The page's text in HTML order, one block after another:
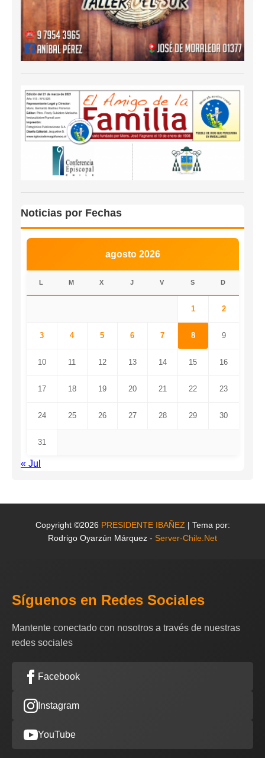
Noticias por Fechas
agosto 2026
L M X J V S D
1 2
3 4 5 6 7 8 9
10 11 12 13 14 15 16
17 18 19 20 21 22 23
24 25 26 27 28 29 30
31
« Jul
Copyright ©2026 PRESIDENTE IBAÑEZ | Tema por:
Rodrigo Oyarzún Márquez - Server-Chile.Net
Síguenos en Redes Sociales
Mantente conectado con nosotros a través de nuestras
redes sociales
Facebook
Instagram
YouTube